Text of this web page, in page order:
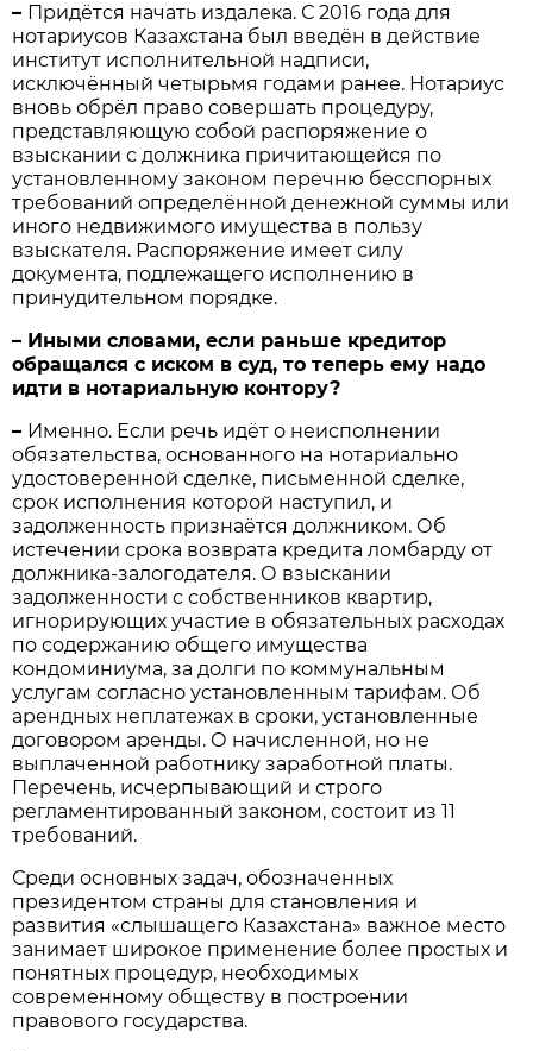
– Придётся начать издалека. С 2016 года для
нотариусов Казахстана был введён в действие
институт исполнительной надписи,
исключённый четырьмя годами ранее. Нотариус
вновь обрёл право совершать процедуру,
представляющую собой распоряжение о
взыскании с должника причитающейся по
установленному законом перечню бесспорных
требований определённой денежной суммы или
иного недвижимого имущества в пользу
взыскателя. Распоряжение имеет силу
документа, подлежащего исполнению в
принудительном порядке.
– Иными словами, если раньше кредитор
обращался с иском в суд, то теперь ему надо
идти в нотариальную контору?
– Именно. Если речь идёт о неисполнении
обязательства, основанного на нотариально
удостоверенной сделке, письменной сделке,
срок исполнения которой наступил, и
задолженность признаётся должником. Об
истечении срока возврата кредита ломбарду от
должника-залогодателя. О взыскании
задолженности с собственников квартир,
игнорирующих участие в обязательных расходах
по содержанию общего имущества
кондоминиума, за долги по коммунальным
услугам согласно установленным тарифам. Об
арендных неплатежах в сроки, установленные
договором аренды. О начисленной, но не
выплаченной работнику заработной платы.
Перечень, исчерпывающий и строго
регламентированный законом, состоит из 11
требований.
Среди основных задач, обозначенных
президентом страны для становления и
развития «слышащего Казахстана» важное место
занимает широкое применение более простых и
понятных процедур, необходимых
современному обществу в построении
правового государства.